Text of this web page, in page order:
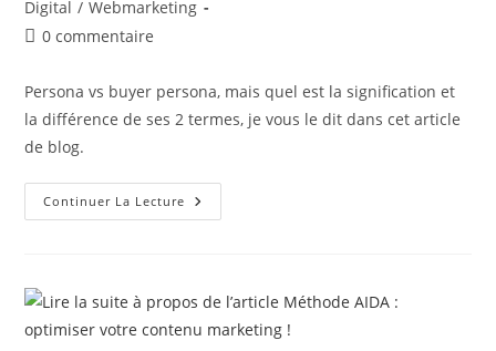
publication :
category:
Digital / Webmarketing
Commentaires
la
publication :
0 commentaire
Persona vs buyer persona, mais quel est la signification et
la différence de ses 2 termes, je vous le dit dans cet article
de blog.
Continuer La Lecture Le
Persona
!